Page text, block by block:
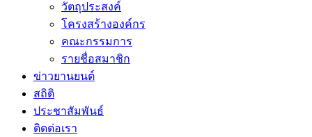
วัตถุประสงค์
โครงสร้างองค์กร
คณะกรรมการ
รายชื่อสมาชิก
ข่าวยานยนต์
สถิติ
ประชาสัมพันธ์
ติดต่อเรา